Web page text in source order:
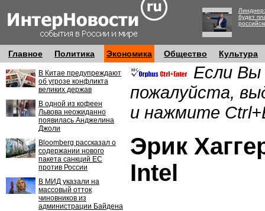
будет
Главное Политика Экономика Общество Культура
В Китае предупреждают
об угрозе конфликта
великих держав
В одной из кофеен
Львова неожиданно
появилась Анджелина
Джоли
Bloomberg рассказал о
содержании нового
пакета санкций ЕС
против России
В МИД указали на
массовый отток
чиновников из
администрации Байдена
Если Вы
пожалуйста,
и нажмите
Эрик
Intel